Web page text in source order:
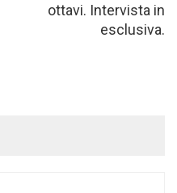
ottavi. Intervista in
esclusiva.